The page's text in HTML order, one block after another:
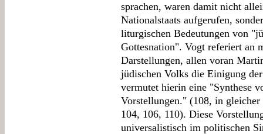
sprachen, waren damit nicht
Nationalstaats aufgerufen,
liturgischen Bedeutungen von
Gottesnation". Vogt referiert an
Darstellungen, allen voran
jüdischen Volks die Einigung
vermutet hierin eine "Synthese
Vorstellungen." (108, in
104, 106, 110). Diese
universalistisch im politischen